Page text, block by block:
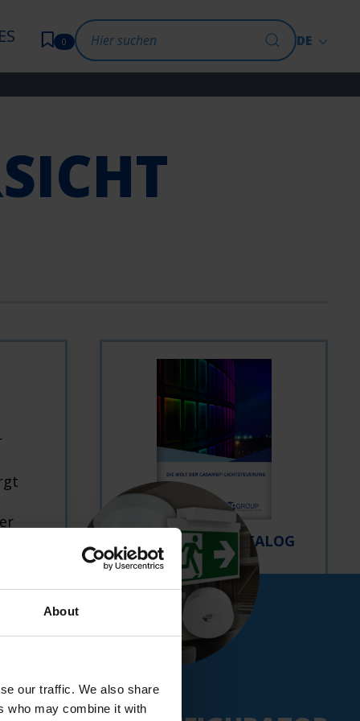
About
our traffic. We also share
who may combine it with
0 DE
NEU:
DOWNLOAD KATALOG
CASAMBI